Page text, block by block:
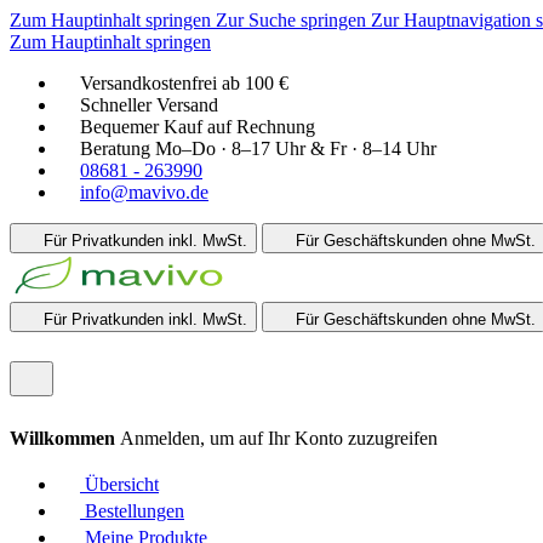
Zum Hauptinhalt springen Zur Suche springen Zur Hauptnavigation
Zum Hauptinhalt springen
Versandkostenfrei ab 100 €
Schneller Versand
Bequemer Kauf auf Rechnung
Beratung Mo–Do · 8–17 Uhr & Fr · 8–14 Uhr
08681 - 263990
info@mavivo.de
Für Privatkunden inkl. MwSt. Für Geschäftskunden ohne MwSt.
Für Privatkunden inkl. MwSt. Für Geschäftskunden ohne MwSt.
Willkommen Anmelden, um auf Ihr Konto zuzugreifen
Übersicht
Bestellungen
Meine Produkte